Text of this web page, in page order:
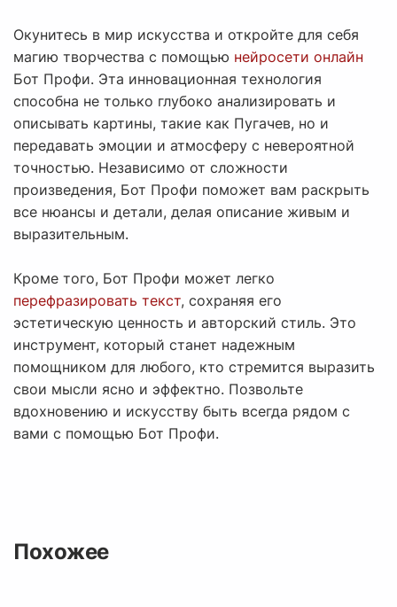
Окунитесь в мир искусства и откройте для себя
магию творчества с помощью нейросети онлайн
Бот Профи. Эта инновационная технология
способна не только глубоко анализировать и
описывать картины, такие как Пугачев, но и
передавать эмоции и атмосферу с невероятной
точностью. Независимо от сложности
произведения, Бот Профи поможет вам раскрыть
все нюансы и детали, делая описание живым и
выразительным.
Кроме того, Бот Профи может легко
перефразировать текст, сохраняя его
эстетическую ценность и авторский стиль. Это
инструмент, который станет надежным
помощником для любого, кто стремится выразить
свои мысли ясно и эффектно. Позвольте
вдохновению и искусству быть всегда рядом с
вами с помощью Бот Профи.
Похожее